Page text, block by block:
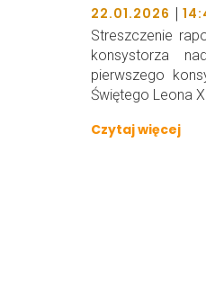
22.01.2026 |
Streszczenie
konsystorza
pierwszego
Świętego Leona
Czytaj więcej